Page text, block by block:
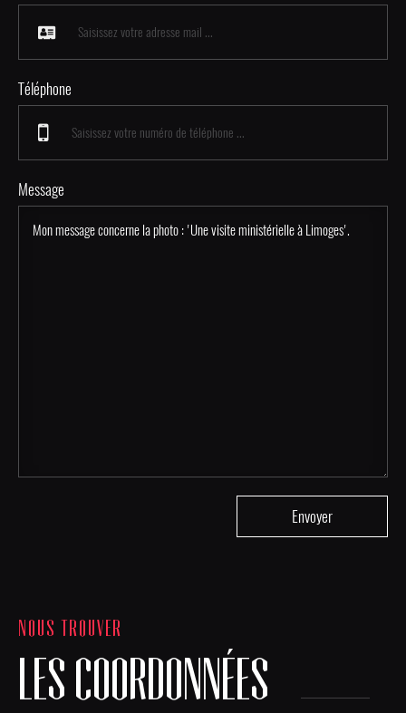
Téléphone
Message
NOUS TROUVER
LES COORDONNÉES